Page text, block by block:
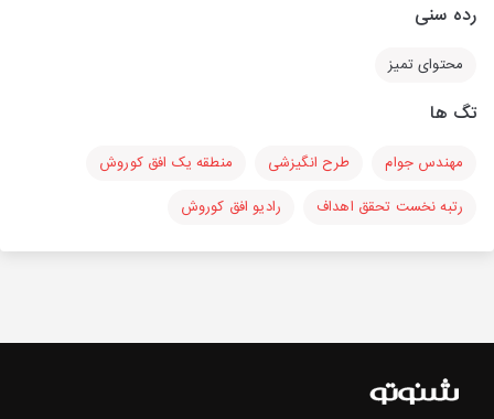
رده سنی
محتوای تمیز
تگ ها
مهندس جوام طرح انگیزشی
منطقه یک افق کوروش
رتبه نخست تحقق اهداف
رادیو افق کوروش